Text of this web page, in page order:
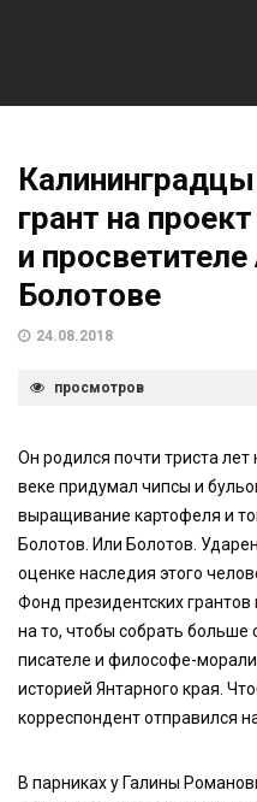
грант на
и
Болотове
24.08.2018
просмотров
Он родился почти триста
веке придумал чипсы и
выращивание картофеля и
Болотов. Или Болотов.
оценке наследия этого
Фонд президентских
на то, чтобы собрать больше
писателе и философе-
историей Янтарного края.
корреспондент отправился
В парниках у Галины